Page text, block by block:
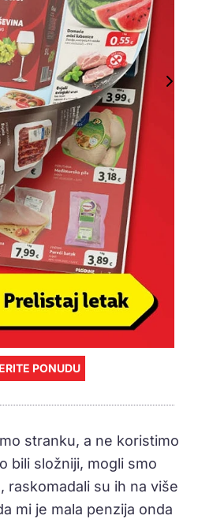
PONUDU
stranku, a ne koristimo
bili složniji, mogli smo
raskomadali su ih na više
mi je mala penzija onda